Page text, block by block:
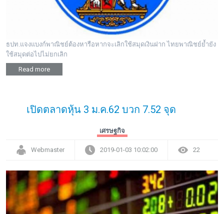
ธปท.แจงแบงก์พาณิชย์ต้องหารือหากจะเลิกใช้สมุดเงินฝาก ไทยพาณิชย์ย้ำยัง
ใช้สมุดต่อไปไม่ยกเลิก
Read more
เปิดตลาดหุ้น 3 ม.ค.62 บวก 7.52 จุด
เศรษฐกิจ
Webmaster 2019-01-03 10:02:00 22